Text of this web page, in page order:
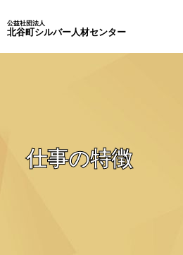
公益社団法人
北谷町シルバー人材センター
仕事の特徴